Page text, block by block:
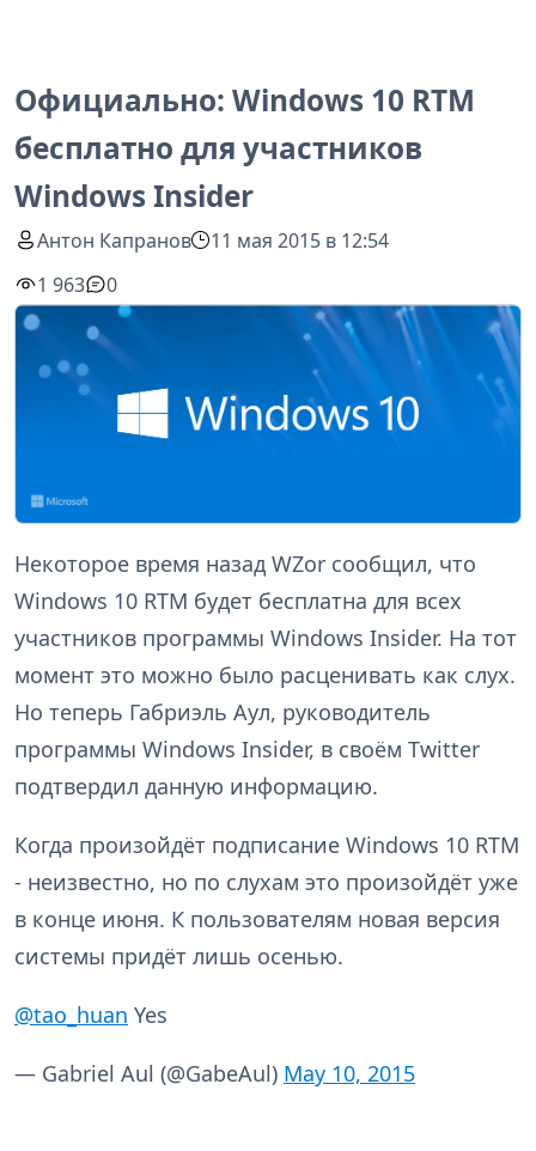
Официально: Windows 10 RTM
бесплатно для участников
Windows Insider
Антон Капранов
11 мая 2015 в 12:54
1 963
0
Некоторое время назад WZor сообщил, что
Windows 10 RTM будет бесплатна для всех
участников программы Windows Insider. На тот
момент это можно было расценивать как слух.
Но теперь Габриэль Аул, руководитель
программы Windows Insider, в своём Twitter
подтвердил данную информацию.
Когда произойдёт подписание Windows 10 RTM
- неизвестно, но по слухам это произойдёт уже
в конце июня. К пользователям новая версия
системы придёт лишь осенью.
@tao_huan Yes
— Gabriel Aul (@GabeAul) May 10, 2015